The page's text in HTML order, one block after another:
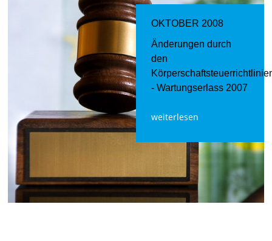
OKTOBER 2008
Änderungen durch
den
- Wartungserlass 2007
weiterlesen